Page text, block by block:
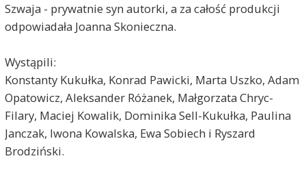
Szwaja - prywatnie syn autorki, a za całość produkcji
odpowiadała Joanna Skonieczna.
Wystąpili:
Konstanty Kukułka, Konrad Pawicki, Marta Uszko, Adam
Opatowicz, Aleksander Różanek, Małgorzata Chryc-
Filary, Maciej Kowalik, Dominika Sell-Kukułka, Paulina
Janczak, Iwona Kowalska, Ewa Sobiech i Ryszard
Brodziński.